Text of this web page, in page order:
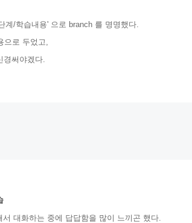
계/학습내용' 으로 branch 를 명명했다.
으로 두었고,
경써야겠다.
대화하는 중에 답답함을 많이 느끼곤 했다.